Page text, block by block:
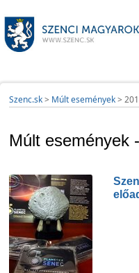
Szenc.sk> Múlt események>
Múlt események